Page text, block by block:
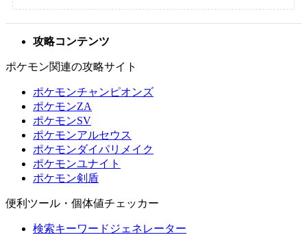
攻略コンテンツ
ポケモン関連の攻略サイト
ポケモンチャンピオンズ
ポケモンZA
ポケモンSV
ポケモンアルセウス
ポケモンダイパリメイク
ポケモンユナイト
ポケモン剣盾
便利ツール・個体値チェッカー
検索キーワードジェネレーター